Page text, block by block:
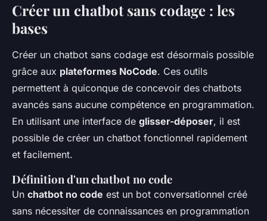
Créer un chatbot sans codage : les
bases
Créer un chatbot sans codage est désormais possible
grâce aux plateformes NoCode. Ces outils
permettent à quiconque de concevoir des chatbots
avancés sans aucune compétence en programmation.
En utilisant une interface de glisser-déposer, il est
possible de créer un chatbot fonctionnel rapidement
et facilement.
Définition d'un chatbot no code
Un chatbot no code est un bot conversationnel créé
sans nécessiter de connaissances en programmation